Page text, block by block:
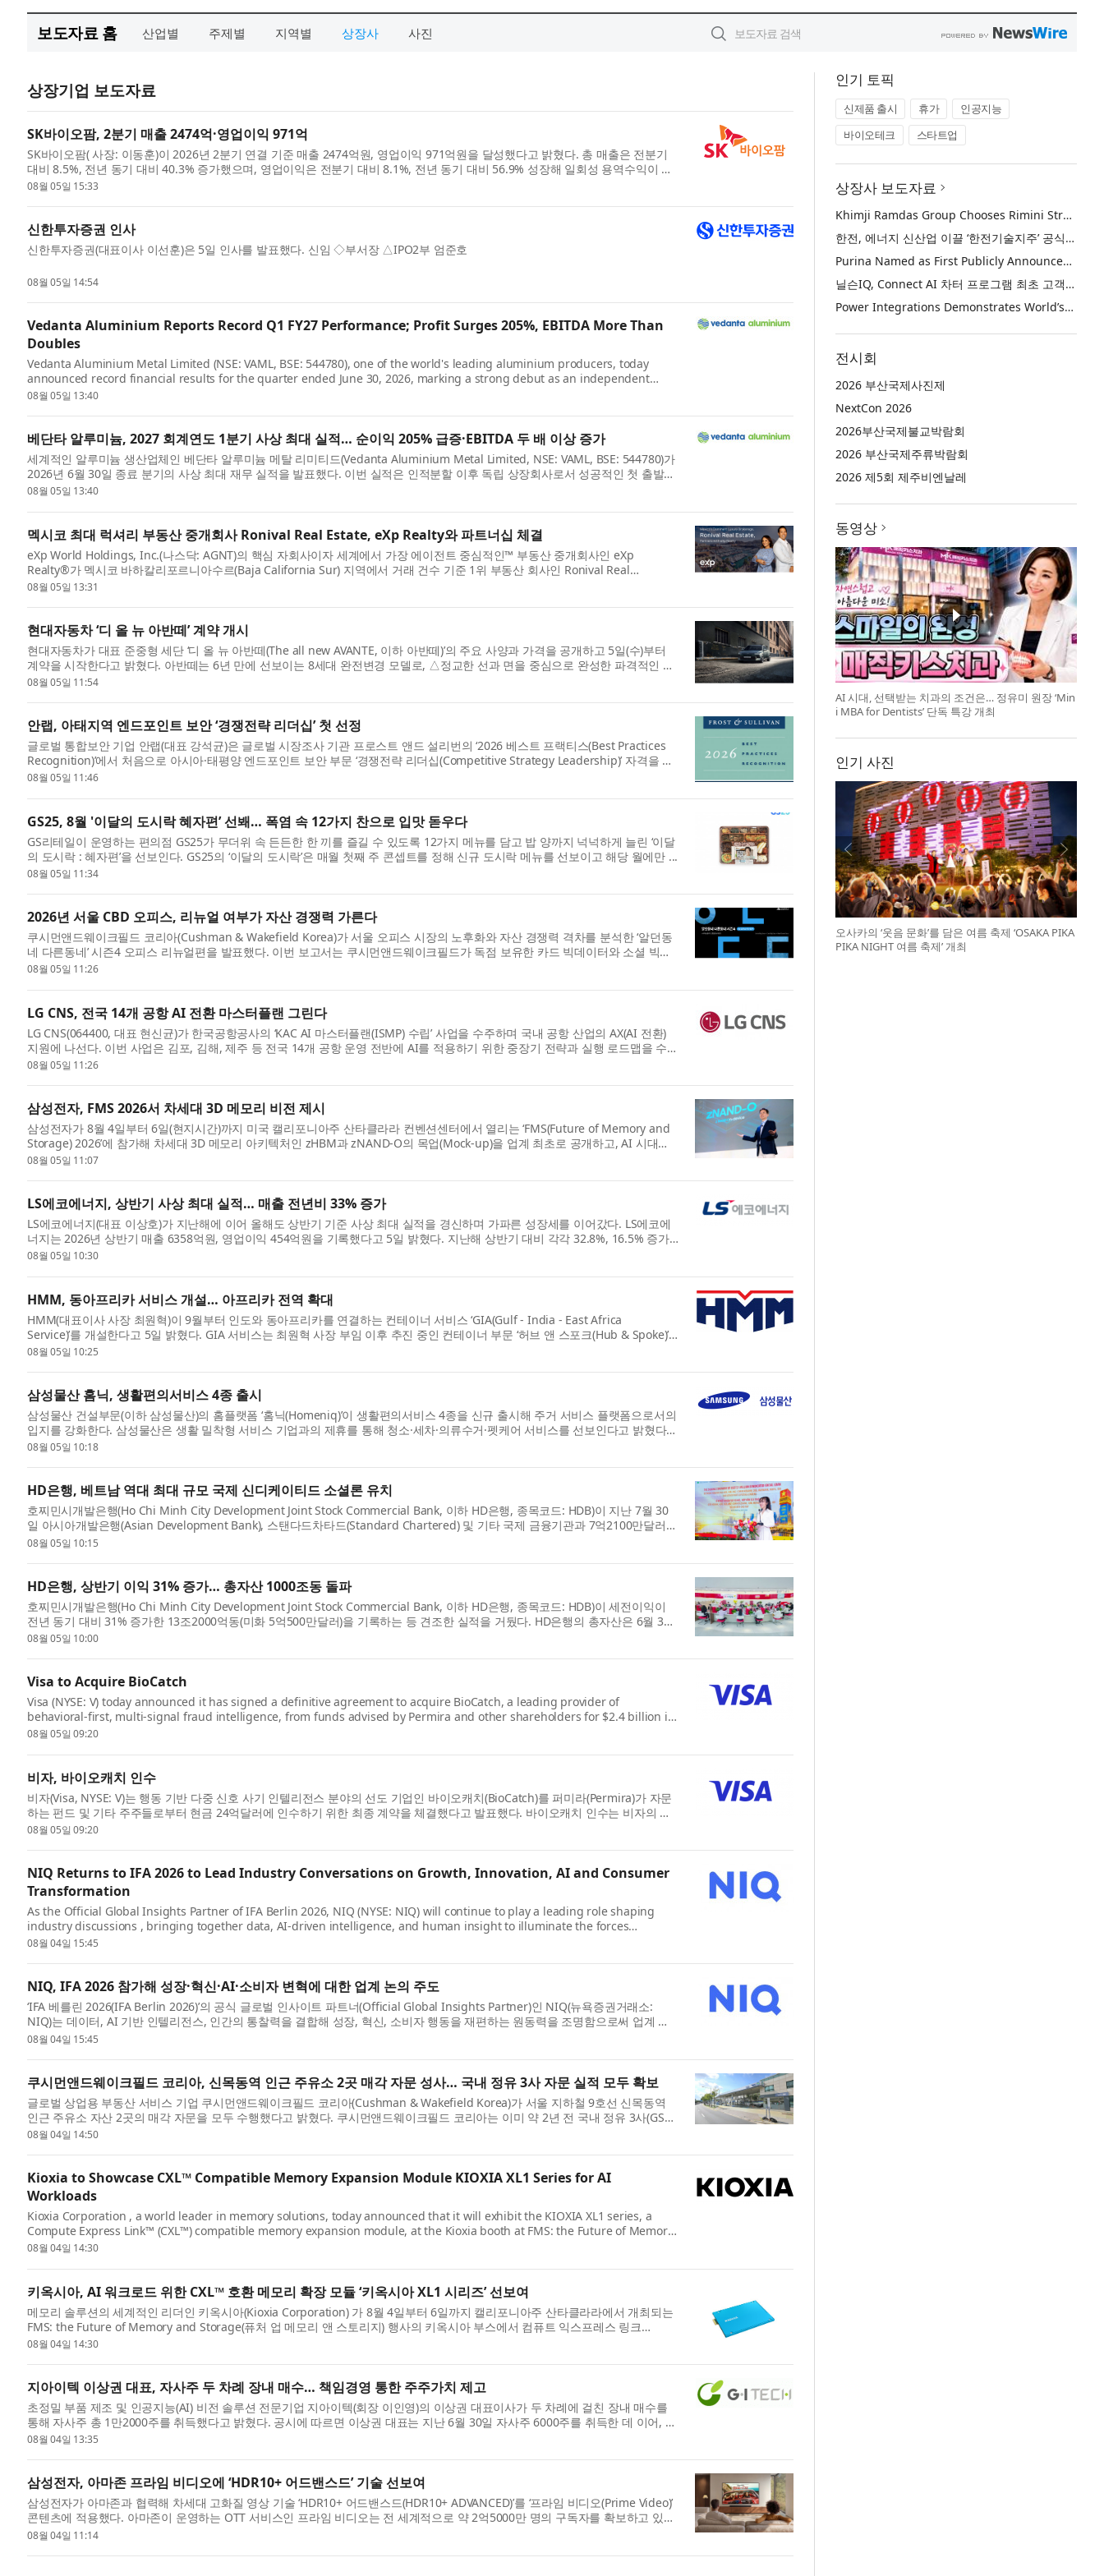
보도자료 홈 산업별 주제별 지역별 상장사 사진
상장기업 보도자료
SK바이오팜, 2분기 매출 2474억·영업이익 971억
SK바이오팜( 사장: 이동훈)이 2026년 2분기 연결 기준 매출 2474억원, 영업이익 971억원을 달성했다고 밝혔다. 총 매출은 전분기
대비 8.5%, 전년 동기 대비 40.3% 증가했으며, 영업이익은 전분기 대비 8.1%, 전년 동기 대비 56.9% 성장해 일회성 용역수익이 반
영된 ...
08월 05일 15:33
신한투자증권 인사
신한투자증권(대표이사 이선훈)은 5일 인사를 발표했다. 신임 ◇부서장 △IPO2부 엄준호
08월 05일 14:54
Vedanta Aluminium Reports Record Q1 FY27 Performance; Profit Surges 205%, EBITDA More Than
Doubles
Vedanta Aluminium Metal Limited (NSE: VAML, BSE: 544780), one of the world's leading aluminium producers, today
announced record financial results for the quarter ended June 30, 2026, marking a strong debut as an independent
listed company followi...
08월 05일 13:40
베단타 알루미늄, 2027 회계연도 1분기 사상 최대 실적… 순이익 205% 급증·EBITDA 두 배 이상 증가
세계적인 알루미늄 생산업체인 베단타 알루미늄 메탈 리미티드(Vedanta Aluminium Metal Limited, NSE: VAML, BSE: 544780)가
2026년 6월 30일 종료 분기의 사상 최대 재무 실적을 발표했다. 이번 실적은 인적분할 이후 독립 상장회사로서 성공적인 첫 출발을
알렸다...
08월 05일 13:40
멕시코 최대 럭셔리 부동산 중개회사 Ronival Real Estate, eXp Realty와 파트너십 체결
eXp World Holdings, Inc.(나스닥: AGNT)의 핵심 자회사이자 세계에서 가장 에이전트 중심적인™ 부동산 중개회사인 eXp
Realty®가 멕시코 바하칼리포르니아수르(Baja California Sur) 지역에서 거래 건수 기준 1위 부동산 회사인 Ronival Real
Estate(이하 Ronival)...
08월 05일 13:31
현대자동차 ‘디 올 뉴 아반떼’ 계약 개시
현대자동차가 대표 준중형 세단 ‘디 올 뉴 아반떼(The all new AVANTE, 이하 아반떼)’의 주요 사양과 가격을 공개하고 5일(수)부터
계약을 시작한다고 밝혔다. 아반떼는 6년 만에 선보이는 8세대 완전변경 모델로, △정교한 선과 면을 중심으로 완성한 파격적인 디
자...
08월 05일 11:54
안랩, 아태지역 엔드포인트 보안 ‘경쟁전략 리더십’ 첫 선정
글로벌 통합보안 기업 안랩(대표 강석균)은 글로벌 시장조사 기관 프로스트 앤드 설리번의 ‘2026 베스트 프랙티스(Best Practices
Recognition)’에서 처음으로 아시아·태평양 엔드포인트 보안 부문 ‘경쟁전략 리더십(Competitive Strategy Leadership)’ 자격을 얻
게 ...
08월 05일 11:46
GS25, 8월 '이달의 도시락 혜자편’ 선봬… 폭염 속 12가지 찬으로 입맛 돋우다
GS리테일이 운영하는 편의점 GS25가 무더위 속 든든한 한 끼를 즐길 수 있도록 12가지 메뉴를 담고 밥 양까지 넉넉하게 늘린 ‘이달
의 도시락 : 혜자편’을 선보인다. GS25의 ‘이달의 도시락’은 매월 첫째 주 콘셉트를 정해 신규 도시락 메뉴를 선보이고 해당 월에만 ...
08월 05일 11:34
2026년 서울 CBD 오피스, 리뉴얼 여부가 자산 경쟁력 가른다
쿠시먼앤드웨이크필드 코리아(Cushman & Wakefield Korea)가 서울 오피스 시장의 노후화와 자산 경쟁력 격차를 분석한 ‘알던동
네 다른동네’ 시즌4 오피스 리뉴얼편을 발표했다. 이번 보고서는 쿠시먼앤드웨이크필드가 독점 보유한 카드 빅데이터와 소셜 빅데
이터, 부...
08월 05일 11:26
LG CNS, 전국 14개 공항 AI 전환 마스터플랜 그린다
LG CNS(064400, 대표 현신균)가 한국공항공사의 ‘KAC AI 마스터플랜(ISMP) 수립’ 사업을 수주하며 국내 공항 산업의 AX(AI 전환)
지원에 나선다. 이번 사업은 김포, 김해, 제주 등 전국 14개 공항 운영 전반에 AI를 적용하기 위한 중장기 전략과 실행 로드맵을 수
립...
08월 05일 11:26
삼성전자, FMS 2026서 차세대 3D 메모리 비전 제시
삼성전자가 8월 4일부터 6일(현지시간)까지 미국 캘리포니아주 산타클라라 컨벤션센터에서 열리는 ‘FMS(Future of Memory and
Storage) 2026’에 참가해 차세대 3D 메모리 아키텍처인 zHBM과 zNAND-O의 목업(Mock-up)을 업계 최초로 공개하고, AI 시대를
이끌 차세대 ...
08월 05일 11:07
LS에코에너지, 상반기 사상 최대 실적… 매출 전년비 33% 증가
LS에코에너지(대표 이상호)가 지난해에 이어 올해도 상반기 기준 사상 최대 실적을 경신하며 가파른 성장세를 이어갔다. LS에코에
너지는 2026년 상반기 매출 6358억원, 영업이익 454억원을 기록했다고 5일 밝혔다. 지난해 상반기 대비 각각 32.8%, 16.5% 증가
한 수치...
08월 05일 10:30
HMM, 동아프리카 서비스 개설… 아프리카 전역 확대
HMM(대표이사 사장 최원혁)이 9월부터 인도와 동아프리카를 연결하는 컨테이너 서비스 ‘GIA(Gulf - India - East Africa
Service)’를 개설한다고 5일 밝혔다. GIA 서비스는 최원혁 사장 부임 이후 추진 중인 컨테이너 부문 ‘허브 앤 스포크(Hub & Spoke)’
전략의 두 ...
08월 05일 10:25
삼성물산 홈닉, 생활편의서비스 4종 출시
삼성물산 건설부문(이하 삼성물산)의 홈플랫폼 ‘홈닉(Homeniq)’이 생활편의서비스 4종을 신규 출시해 주거 서비스 플랫폼으로서의
입지를 강화한다. 삼성물산은 생활 밀착형 서비스 기업과의 제휴를 통해 청소·세차·의류수거·펫케어 서비스를 선보인다고 밝혔다.
홈...
08월 05일 10:18
HD은행, 베트남 역대 최대 규모 국제 신디케이티드 소셜론 유치
호찌민시개발은행(Ho Chi Minh City Development Joint Stock Commercial Bank, 이하 HD은행, 종목코드: HDB)이 지난 7월 30
일 아시아개발은행(Asian Development Bank), 스탠다드차타드(Standard Chartered) 및 기타 국제 금융기관과 7억2100만달러
규모의 국제 신...
08월 05일 10:15
HD은행, 상반기 이익 31% 증가… 총자산 1000조동 돌파
호찌민시개발은행(Ho Chi Minh City Development Joint Stock Commercial Bank, 이하 HD은행, 종목코드: HDB)이 세전이익이
전년 동기 대비 31% 증가한 13조2000억동(미화 5억500만달러)을 기록하는 등 견조한 실적을 거뒀다. HD은행의 총자산은 6월 30
일 기준 연초 ...
08월 05일 10:00
Visa to Acquire BioCatch
Visa (NYSE: V) today announced it has signed a definitive agreement to acquire BioCatch, a leading provider of
behavioral-first, multi-signal fraud intelligence, from funds advised by Permira and other shareholders for $2.4 billion in
cash. The ac...
08월 05일 09:20
비자, 바이오캐치 인수
비자(Visa, NYSE: V)는 행동 기반 다중 신호 사기 인텔리전스 분야의 선도 기업인 바이오캐치(BioCatch)를 퍼미라(Permira)가 자문
하는 펀드 및 기타 주주들로부터 현금 24억달러에 인수하기 위한 최종 계약을 체결했다고 발표했다. 바이오캐치 인수는 비자의 기
존 ...
08월 05일 09:20
NIQ Returns to IFA 2026 to Lead Industry Conversations on Growth, Innovation, AI and Consumer
Transformation
As the Official Global Insights Partner of IFA Berlin 2026, NIQ (NYSE: NIQ) will continue to play a leading role shaping
industry discussions , bringing together data, AI-driven intelligence, and human insight to illuminate the forces
reshaping gr...
08월 04일 15:45
NIQ, IFA 2026 참가해 성장·혁신·AI·소비자 변혁에 대한 업계 논의 주도
‘IFA 베를린 2026(IFA Berlin 2026)’의 공식 글로벌 인사이트 파트너(Official Global Insights Partner)인 NIQ(뉴욕증권거래소:
NIQ)는 데이터, AI 기반 인텔리전스, 인간의 통찰력을 결합해 성장, 혁신, 소비자 행동을 재편하는 원동력을 조명함으로써 업계 논
의를...
08월 04일 15:45
쿠시먼앤드웨이크필드 코리아, 신목동역 인근 주유소 2곳 매각 자문 성사… 국내 정유 3사 자문 실적 모두 확보
글로벌 상업용 부동산 서비스 기업 쿠시먼앤드웨이크필드 코리아(Cushman & Wakefield Korea)가 서울 지하철 9호선 신목동역
인근 주유소 자산 2곳의 매각 자문을 모두 수행했다고 밝혔다. 쿠시먼앤드웨이크필드 코리아는 이미 약 2년 전 국내 정유 3사(GS칼
텍스·HD...
08월 04일 14:50
Kioxia to Showcase CXL™ Compatible Memory Expansion Module KIOXIA XL1 Series for AI
Workloads
Kioxia Corporation , a world leader in memory solutions, today announced that it will exhibit the KIOXIA XL1 series, a
Compute Express Link™ (CXL™) compatible memory expansion module, at the Kioxia booth at FMS: the Future of Memory
and Storage , ...
08월 04일 14:30
키옥시아, AI 워크로드 위한 CXL™ 호환 메모리 확장 모듈 ‘키옥시아 XL1 시리즈’ 선보여
메모리 솔루션의 세계적인 리더인 키옥시아(Kioxia Corporation) 가 8월 4일부터 6일까지 캘리포니아주 산타클라라에서 개최되는
FMS: the Future of Memory and Storage(퓨처 업 메모리 앤 스토리지) 행사의 키옥시아 부스에서 컴퓨트 익스프레스 링크
™(Compute Exp...
08월 04일 14:30
지아이텍 이상권 대표, 자사주 두 차례 장내 매수… 책임경영 통한 주주가치 제고
초정밀 부품 제조 및 인공지능(AI) 비전 솔루션 전문기업 지아이텍(회장 이인영)의 이상권 대표이사가 두 차례에 걸친 장내 매수를
통해 자사주 총 1만2000주를 취득했다고 밝혔다. 공시에 따르면 이상권 대표는 지난 6월 30일 자사주 6000주를 취득한 데 이어, 8
월 ...
08월 04일 13:35
삼성전자, 아마존 프라임 비디오에 ‘HDR10+ 어드밴스드’ 기술 선보여
삼성전자가 아마존과 협력해 차세대 고화질 영상 기술 ‘HDR10+ 어드밴스드(HDR10+ ADVANCED)’를 ‘프라임 비디오(Prime Video)’
콘텐츠에 적용했다. 아마존이 운영하는 OTT 서비스인 프라임 비디오는 전 세계적으로 약 2억5000만 명의 구독자를 확보하고 있는
플랫폼...
08월 04일 11:14
인기 토픽
신제품 출시 휴가
인공지능
바이오테크
스타트업
상장사 보도자료
Khimji Ramdas Group Chooses Rimini Street to Reduce SAP Support Costs, Protect 700+ Customizations and Reinvest Savings in Innovation
한전, 에너지 신산업 이끌 ‘한전기술지주’ 공식 출범
Purina Named as First Publicly Announced NIQ ConnectAI Charter Client
닐슨IQ, Connect AI 차터 프로그램 최초 고객사 ‘퓨리나’ 선정
Power Integrations Demonstrates World’s First 2200 V GaN Technology for Next-Era High-Voltage Power Systems
전시회
2026 부산국제사진제
NextCon 2026
2026부산국제불교박람회
2026 부산국제주류박람회
2026 제5회 제주비엔날레
동영상
AI 시대, 선택받는 치과의 조건은… 정유미 원장 ‘Min
i MBA for Dentists’ 단독 특강 개최
인기 사진
오사카의 ‘웃음 문화’를 담은 여름 축제 ‘OSAKA PIKA
PIKA NIGHT 여름 축제’ 개최